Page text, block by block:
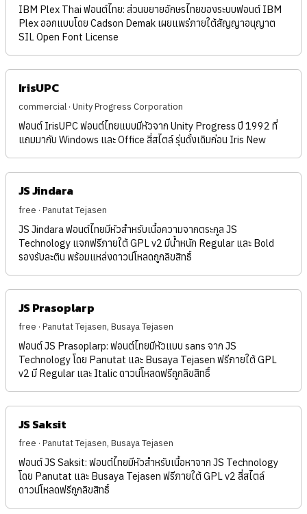
IBM Plex Thai ฟอนต์ไทย: ส่วนขยายอักษรไทยของระบบฟอนต์ IBM
Plex ออกแบบโดย Cadson Demak เผยแพร่ภายใต้สัญญาอนุญาต
SIL Open Font License
IrisUPC
commercial · Unity Progress Corporation
ฟอนต์ IrisUPC ฟอนต์ไทยแบบมีหัวจาก Unity Progress ปี 1992 ที่
แถมมากับ Windows และ Office สี่สไตล์ รุ่นดั้งเดิมก่อน Iris New
JS Jindara
free · Panutat Tejasen
JS Jindara ฟอนต์ไทยมีหัวสำหรับเนื้อความจากตระกูล JS
Technology แจกฟรีภายใต้ GPL v2 มีน้ำหนัก Regular และ Bold
รองรับละติน พร้อมแหล่งดาวน์โหลดถูกลิขสิทธิ์
JS Prasoplarp
free · Panutat Tejasen, Busaya Tejasen
ฟอนต์ JS Prasoplarp: ฟอนต์ไทยมีหัวแบบ sans จาก JS
Technology โดย Panutat และ Busaya Tejasen ฟรีภายใต้ GPL
v2 มี Regular และ Italic ดาวน์โหลดฟรีถูกลิขสิทธิ์
JS Saksit
free · Panutat Tejasen, Busaya Tejasen
ฟอนต์ JS Saksit: ฟอนต์ไทยมีหัวสำหรับเนื้อหาจาก JS Technology
โดย Panutat และ Busaya Tejasen ฟรีภายใต้ GPL v2 สี่สไตล์
ดาวน์โหลดฟรีถูกลิขสิทธิ์